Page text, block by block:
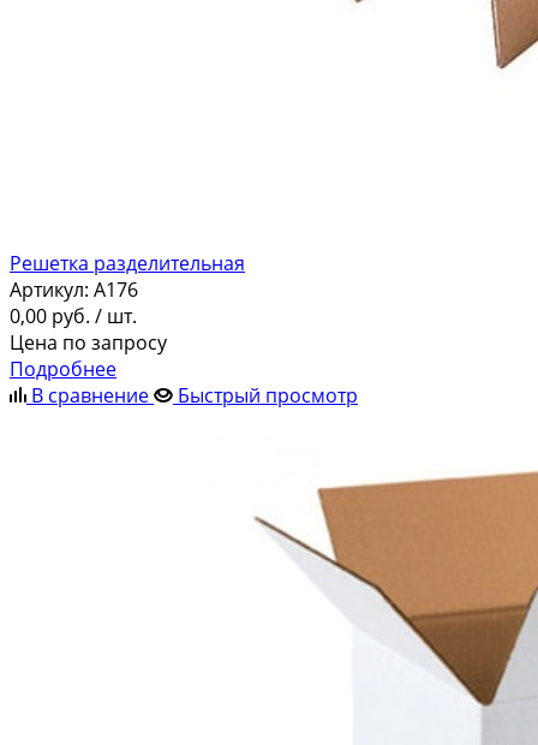
Решетка разделительная
Артикул: A176
0,00 руб. / шт.
Цена по запросу
Подробнее
В сравнение
Быстрый просмотр